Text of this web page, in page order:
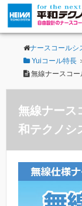
ナースコールシ
Yuiコール特長
無線ナースコー
無線ナース
和テクノシ